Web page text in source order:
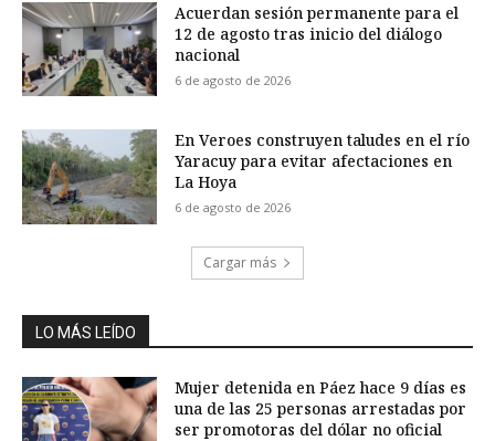
Acuerdan sesión permanente para el
12 de agosto tras inicio del diálogo
nacional
6 de agosto de 2026
En Veroes construyen taludes en el río
Yaracuy para evitar afectaciones en
La Hoya
6 de agosto de 2026
Cargar más
LO MÁS LEÍDO
Mujer detenida en Páez hace 9 días es
una de las 25 personas arrestadas por
ser promotoras del dólar no oficial